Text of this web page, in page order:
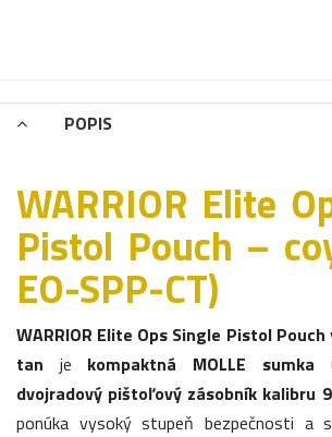
POPIS
WARRIOR Elite
Pistol Pouch –
EO-SPP-CT)
WARRIOR Elite Ops Single Pistol Pouch
tan je kompaktná MOLLE sumka
dvojradový pištoľový zásobník kalibru
ponúka vysoký stupeň bezpečnosti a